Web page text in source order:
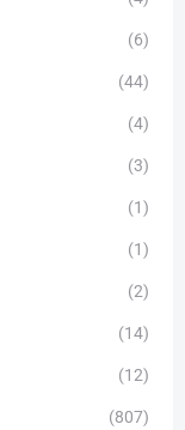
(6)
(44)
(4)
(3)
(1)
(1)
(2)
(14)
(12)
(807)